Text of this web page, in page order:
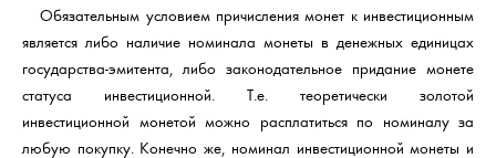
Обязательным условием причисления монет к инвестиционным
является либо наличие номинала монеты в денежных единицах
государства-эмитента, либо законодательное придание монете
статуса инвестиционной. Т.е. теоретически золотой
инвестиционной монетой можно расплатиться по номиналу за
любую покупку. Конечно же, номинал инвестиционной монеты и